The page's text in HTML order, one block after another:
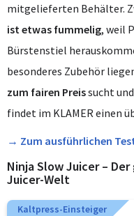
mitgelieferten Behälter.
ist etwas fummelig, weil
Bürstenstiel
besonderes Zubehör
zum fairen Preissucht
findet im KLAMER einen
→ Zum ausführlichen
Ninja Slow Juicer –
Juicer-Welt
Kaltpress-Einsteiger